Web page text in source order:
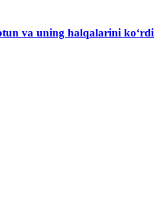
va uning halqalarini ko‘rdi